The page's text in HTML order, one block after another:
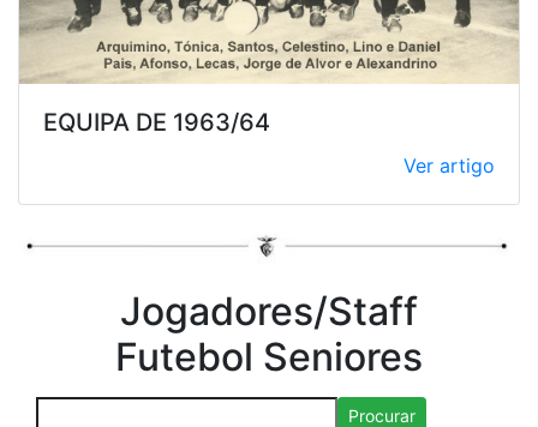
EQUIPA DE 1963/64
Ver artigo
Jogadores/Staff
Futebol Seniores
Procurar